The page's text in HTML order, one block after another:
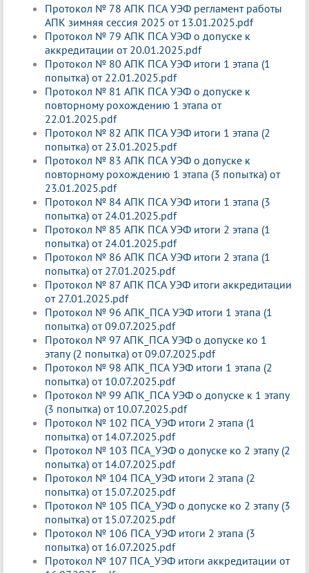
Протокол № 78 АПК ПСА УЭФ регламент работы
АПК зимняя сессия 2025 от 13.01.2025.pdf
Протокол № 79 АПК ПСА УЭФ о допуске к
аккредитации от 20.01.2025.pdf
Протокол № 80 АПК ПСА УЭФ итоги 1 этапа (1
попытка) от 22.01.2025.pdf
Протокол № 81 АПК ПСА УЭФ о допуске к
повторному рохождению 1 этапа от
22.01.2025.pdf
Протокол № 82 АПК ПСА УЭФ итоги 1 этапа (2
попытка) от 23.01.2025.pdf
Протокол № 83 АПК ПСА УЭФ о допуске к
повторному рохождению 1 этапа (3 попытка) от
23.01.2025.pdf
Протокол № 84 АПК ПСА УЭФ итоги 1 этапа (3
попытка) от 24.01.2025.pdf
Протокол № 85 АПК ПСА УЭФ итоги 2 этапа (1
попытка) от 24.01.2025.pdf
Протокол № 86 АПК ПСА УЭФ итоги 2 этапа (1
попытка) от 27.01.2025.pdf
Протокол № 87 АПК ПСА УЭФ итоги аккредитации
от 27.01.2025.pdf
Протокол № 96 АПК_ПСА УЭФ итоги 1 этапа (1
попытка) от 09.07.2025.pdf
Протокол № 97 АПК_ПСА УЭФ о допуске ко 1
этапу (2 попытка) от 09.07.2025.pdf
Протокол № 98 АПК_ПСА УЭФ итоги 1 этапа (2
попытка) от 10.07.2025.pdf
Протокол № 99 АПК_ПСА УЭФ о допуске к 1 этапу
(3 попытка) от 10.07.2025.pdf
Протокол № 102 ПСА_УЭФ итоги 2 этапа (1
попытка) от 14.07.2025.pdf
Протокол № 103 ПСА_УЭФ о допуске ко 2 этапу (2
попытка) от 14.07.2025.pdf
Протокол № 104 ПСА_УЭФ итоги 2 этапа (2
попытка) от 15.07.2025.pdf
Протокол № 105 ПСА_УЭФ о допуске ко 2 этапу (3
попытка) от 15.07.2025.pdf
Протокол № 106 ПСА_УЭФ итоги 2 этапа (3
попытка) от 16.07.2025.pdf
Протокол № 107 ПСА_УЭФ итоги аккредитации от